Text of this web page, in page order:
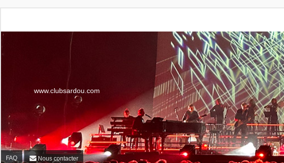
www.clubsardou.com
FAQ Nous contacter